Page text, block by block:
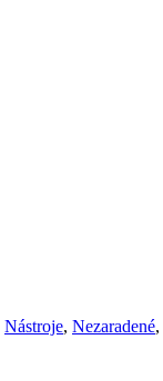
Nástroje, Nezaradené,